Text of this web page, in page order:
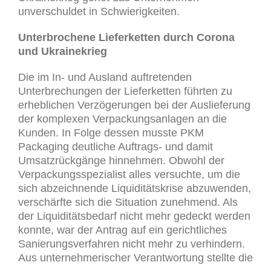
unverschuldet in Schwierigkeiten.
Unterbrochene Lieferketten durch Corona
und Ukrainekrieg
Die im In- und Ausland auftretenden
Unterbrechungen der Lieferketten führten zu
erheblichen Verzögerungen bei der Auslieferung
der komplexen Verpackungsanlagen an die
Kunden. In Folge dessen musste PKM
Packaging deutliche Auftrags- und damit
Umsatzrückgänge hinnehmen. Obwohl der
Verpackungsspezialist alles versuchte, um die
sich abzeichnende Liquiditätskrise abzuwenden,
verschärfte sich die Situation zunehmend. Als
der Liquiditätsbedarf nicht mehr gedeckt werden
konnte, war der Antrag auf ein gerichtliches
Sanierungsverfahren nicht mehr zu verhindern.
Aus unternehmerischer Verantwortung stellte die